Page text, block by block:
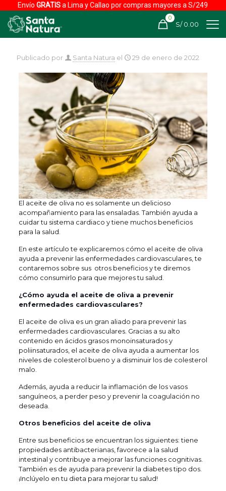
a Lima y Callao por compras mayores a S/249 Envío
0
S/ 0.00
Publicado por Santa Natura el 29 de enero de 2022
El aceite de oliva no es solamente un delicioso
acompañamiento para las ensaladas. También ayuda a
cuidar tu sistema cardiaco y tiene muchos beneficios
para la salud.
En este artículo te explicaremos cómo el aceite de oliva
ayuda a prevenir las enfermedades cardiovasculares, te
contaremos sobre sus otros beneficios y te diremos
cómo consumirlo para que mejores tu salud.
¿Cómo ayuda el aceite de oliva a prevenir
enfermedades cardiovasculares?
El aceite de oliva es un gran aliado para prevenir las
enfermedades cardiovasculares. Gracias a su alto
contenido en ácidos grasos monoinsaturados y
poliinsaturados, el aceite de oliva ayuda a aumentar los
niveles de colesterol bueno y a disminuir los de colesterol
malo.
Además, ayuda a reducir la inflamación de los vasos
sanguíneos, a perder peso y prevenir la coagulación no
deseada.
Otros beneficios del aceite de oliva
Entre sus beneficios se encuentran los siguientes: tiene
propiedades antibacterianas, favorece a la salud
intestinal y contribuye a mejorar las funciones cognitivas.
También es de ayuda para prevenir la diabetes tipo dos.
¡Inclúyelo en tu dieta para mejorar tu salud!